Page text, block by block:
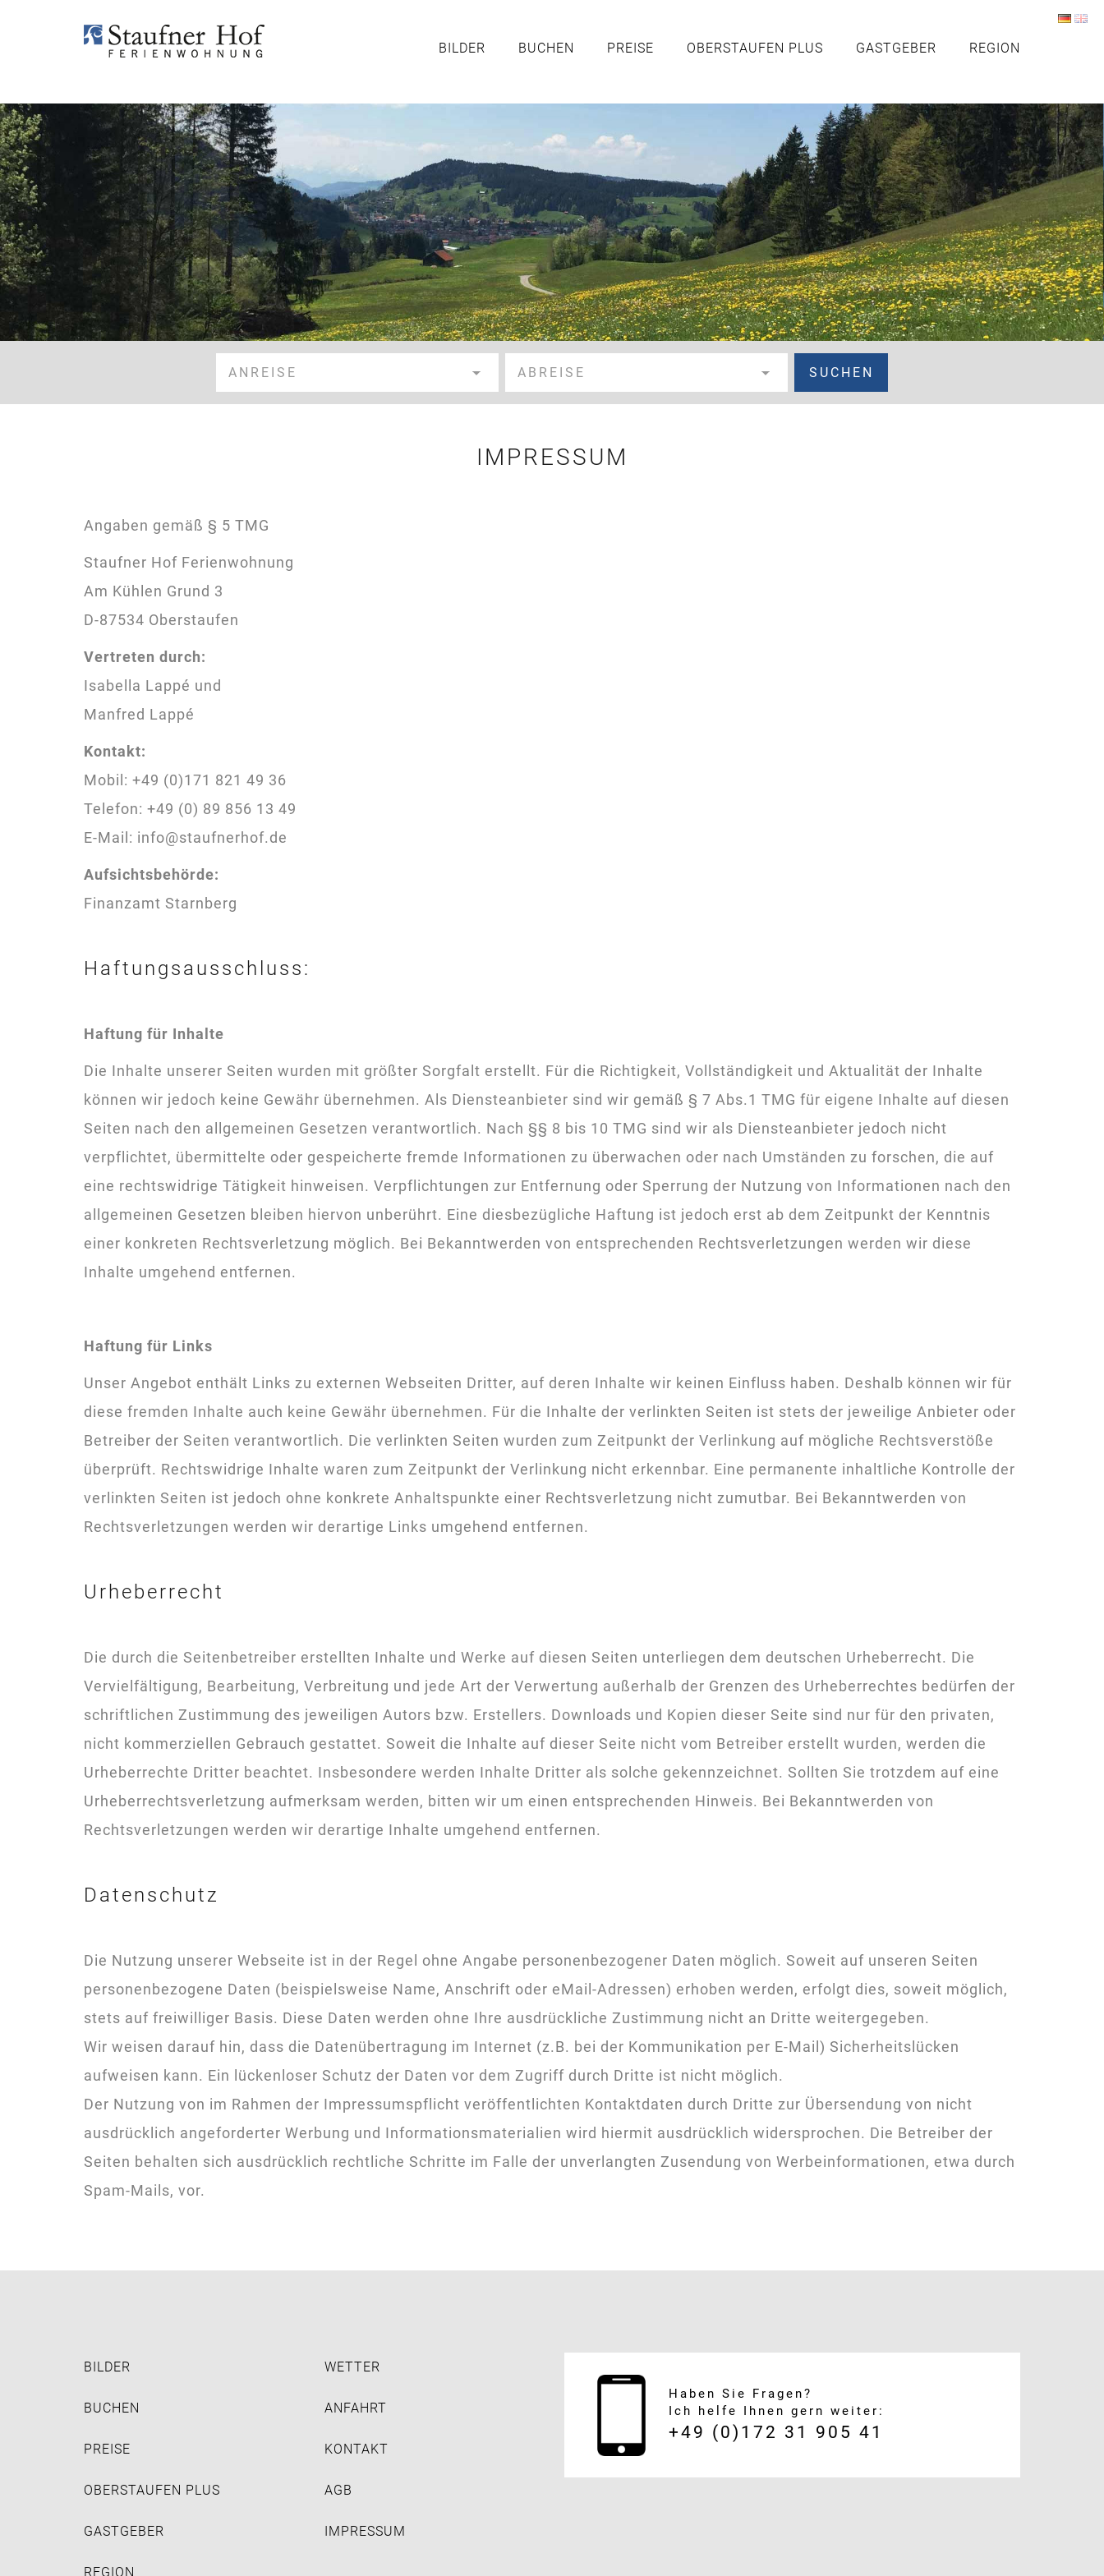
BILDER BUCHEN PREISE OBERSTAUFEN PLUS GASTGEBER REGION
IMPRESSUM
Angaben gemäß § 5 TMG
Staufner Hof Ferienwohnung
Am Kühlen Grund 3
D-87534 Oberstaufen
Vertreten durch:
Isabella Lappé und
Manfred Lappé
Kontakt:
Mobil: +49 (0)171 821 49 36
Telefon: +49 (0) 89 856 13 49
E-Mail: info@staufnerhof.de
Aufsichtsbehörde:
Finanzamt Starnberg
Haftungsausschluss:
Haftung für Inhalte
Die Inhalte unserer Seiten wurden mit größter Sorgfalt erstellt. Für die Richtigkeit, Vollständigkeit und Aktualität der Inhalte
können wir jedoch keine Gewähr übernehmen. Als Diensteanbieter sind wir gemäß § 7 Abs.1 TMG für eigene Inhalte auf diesen
Seiten nach den allgemeinen Gesetzen verantwortlich. Nach §§ 8 bis 10 TMG sind wir als Diensteanbieter jedoch nicht
verpflichtet, übermittelte oder gespeicherte fremde Informationen zu überwachen oder nach Umständen zu forschen, die auf
eine rechtswidrige Tätigkeit hinweisen. Verpflichtungen zur Entfernung oder Sperrung der Nutzung von Informationen nach den
allgemeinen Gesetzen bleiben hiervon unberührt. Eine diesbezügliche Haftung ist jedoch erst ab dem Zeitpunkt der Kenntnis
einer konkreten Rechtsverletzung möglich. Bei Bekanntwerden von entsprechenden Rechtsverletzungen werden wir diese
Inhalte umgehend entfernen.
Haftung für Links
Unser Angebot enthält Links zu externen Webseiten Dritter, auf deren Inhalte wir keinen Einfluss haben. Deshalb können wir für
diese fremden Inhalte auch keine Gewähr übernehmen. Für die Inhalte der verlinkten Seiten ist stets der jeweilige Anbieter oder
Betreiber der Seiten verantwortlich. Die verlinkten Seiten wurden zum Zeitpunkt der Verlinkung auf mögliche Rechtsverstöße
überprüft. Rechtswidrige Inhalte waren zum Zeitpunkt der Verlinkung nicht erkennbar. Eine permanente inhaltliche Kontrolle der
verlinkten Seiten ist jedoch ohne konkrete Anhaltspunkte einer Rechtsverletzung nicht zumutbar. Bei Bekanntwerden von
Rechtsverletzungen werden wir derartige Links umgehend entfernen.
Urheberrecht
Die durch die Seitenbetreiber erstellten Inhalte und Werke auf diesen Seiten unterliegen dem deutschen Urheberrecht. Die
Vervielfältigung, Bearbeitung, Verbreitung und jede Art der Verwertung außerhalb der Grenzen des Urheberrechtes bedürfen der
schriftlichen Zustimmung des jeweiligen Autors bzw. Erstellers. Downloads und Kopien dieser Seite sind nur für den privaten,
nicht kommerziellen Gebrauch gestattet. Soweit die Inhalte auf dieser Seite nicht vom Betreiber erstellt wurden, werden die
Urheberrechte Dritter beachtet. Insbesondere werden Inhalte Dritter als solche gekennzeichnet. Sollten Sie trotzdem auf eine
Urheberrechtsverletzung aufmerksam werden, bitten wir um einen entsprechenden Hinweis. Bei Bekanntwerden von
Rechtsverletzungen werden wir derartige Inhalte umgehend entfernen.
Datenschutz
Die Nutzung unserer Webseite ist in der Regel ohne Angabe personenbezogener Daten möglich. Soweit auf unseren Seiten
personenbezogene Daten (beispielsweise Name, Anschrift oder eMail-Adressen) erhoben werden, erfolgt dies, soweit möglich,
stets auf freiwilliger Basis. Diese Daten werden ohne Ihre ausdrückliche Zustimmung nicht an Dritte weitergegeben.
Wir weisen darauf hin, dass die Datenübertragung im Internet (z.B. bei der Kommunikation per E-Mail) Sicherheitslücken
aufweisen kann. Ein lückenloser Schutz der Daten vor dem Zugriff durch Dritte ist nicht möglich.
Der Nutzung von im Rahmen der Impressumspflicht veröffentlichten Kontaktdaten durch Dritte zur Übersendung von nicht
ausdrücklich angeforderter Werbung und Informationsmaterialien wird hiermit ausdrücklich widersprochen. Die Betreiber der
Seiten behalten sich ausdrücklich rechtliche Schritte im Falle der unverlangten Zusendung von Werbeinformationen, etwa durch
Spam-Mails, vor.
BILDER
BUCHEN
PREISE
OBERSTAUFEN PLUS
GASTGEBER
REGION
WETTER
ANFAHRT
KONTAKT
AGB
IMPRESSUM
Haben Sie Fragen?
Ich helfe Ihnen gern weiter:
+49 (0)172 31 905 41